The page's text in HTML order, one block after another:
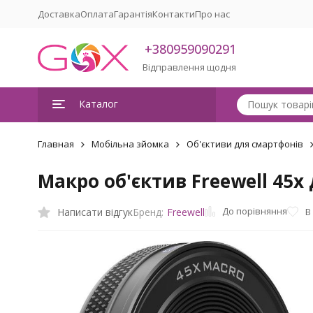
ДоставкаОплатаГарантіяКонтактиПро нас
+380959090291
Відправлення щодня
Каталог
Главная Мобільна зйомка Об'єктиви для смартфонів
Макро об'єктив Freewell
Написати відгукБренд: Freewell До порівняння